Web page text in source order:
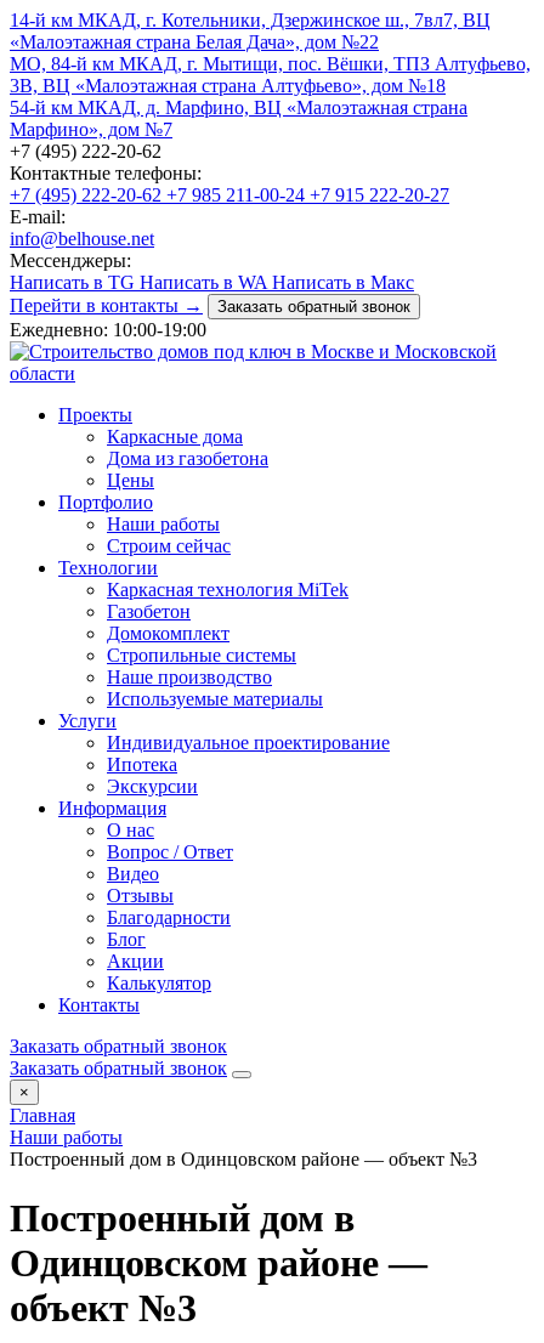
14-й км МКАД, г. Котельники, Дзержинское ш., 7вл7, ВЦ
«Малоэтажная страна Белая Дача», дом №22
МО, 84-й км МКАД, г. Мытищи, пос. Вёшки, ТПЗ Алтуфьево,
3В, ВЦ «Малоэтажная страна Алтуфьево», дом №18
54-й км МКАД, д. Марфино, ВЦ «Малоэтажная страна
Марфино», дом №7
+7 (495) 222-20-62
Контактные телефоны:
+7 (495) 222-20-62 +7 985 211-00-24 +7 915 222-20-27
E-mail:
info@belhouse.net
Мессенджеры:
Написать в TG Написать в WA Написать в Макс
Перейти в контакты →
Заказать обратный звонок
Ежедневно: 10:00-19:00
Проекты
Каркасные дома
Дома из газобетона
Цены
Портфолио
Наши работы
Строим сейчас
Технологии
Каркасная технология MiTek
Газобетон
Домокомплект
Стропильные системы
Наше производство
Используемые материалы
Услуги
Индивидуальное проектирование
Ипотека
Экскурсии
Информация
О нас
Вопрос / Ответ
Видео
Отзывы
Благодарности
Блог
Акции
Калькулятор
Контакты
Заказать обратный звонок
Заказать обратный звонок
×
Главная
Наши работы
Построенный дом в Одинцовском районе — объект №3
Построенный дом в
Одинцовском районе —
объект №3